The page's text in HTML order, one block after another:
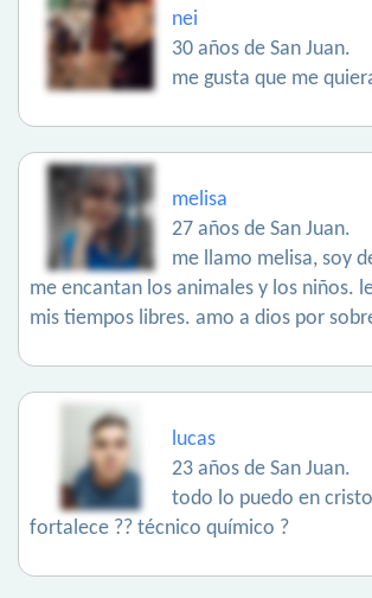
nei
30 años de San Juan.
me gusta que me
melisa
27 años de San Juan.
me llamo melisa, soy
me encantan los animales y los niños.
mis tiempos libres. amo a dios por
lucas
23 años de San Juan.
todo lo puedo en
fortalece ?? técnico químico ?